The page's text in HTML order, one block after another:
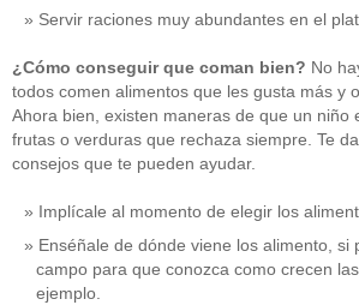
Servir raciones muy abundantes en el
¿Cómo conseguir que coman bien? No
todos comen alimentos que les gusta más y
Ahora bien, existen maneras de que un niño
frutas o verduras que rechaza siempre. Te
consejos que te pueden ayudar.
Implícale al momento de elegir los
Enséñale de dónde viene los alimento, si
campo para que conozca como crecen
ejemplo.